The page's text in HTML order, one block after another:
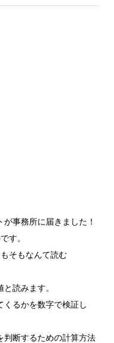
事務所に届きました！
す。
そもなんて読む
読みます。
くるかを数字で検証し
判断するための計算方法